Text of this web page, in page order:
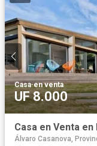
Casa·en venta
UF 8.000
Casa en Venta
Álvaro Casanova,